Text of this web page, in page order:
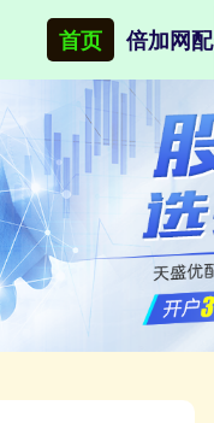
首页 倍加网